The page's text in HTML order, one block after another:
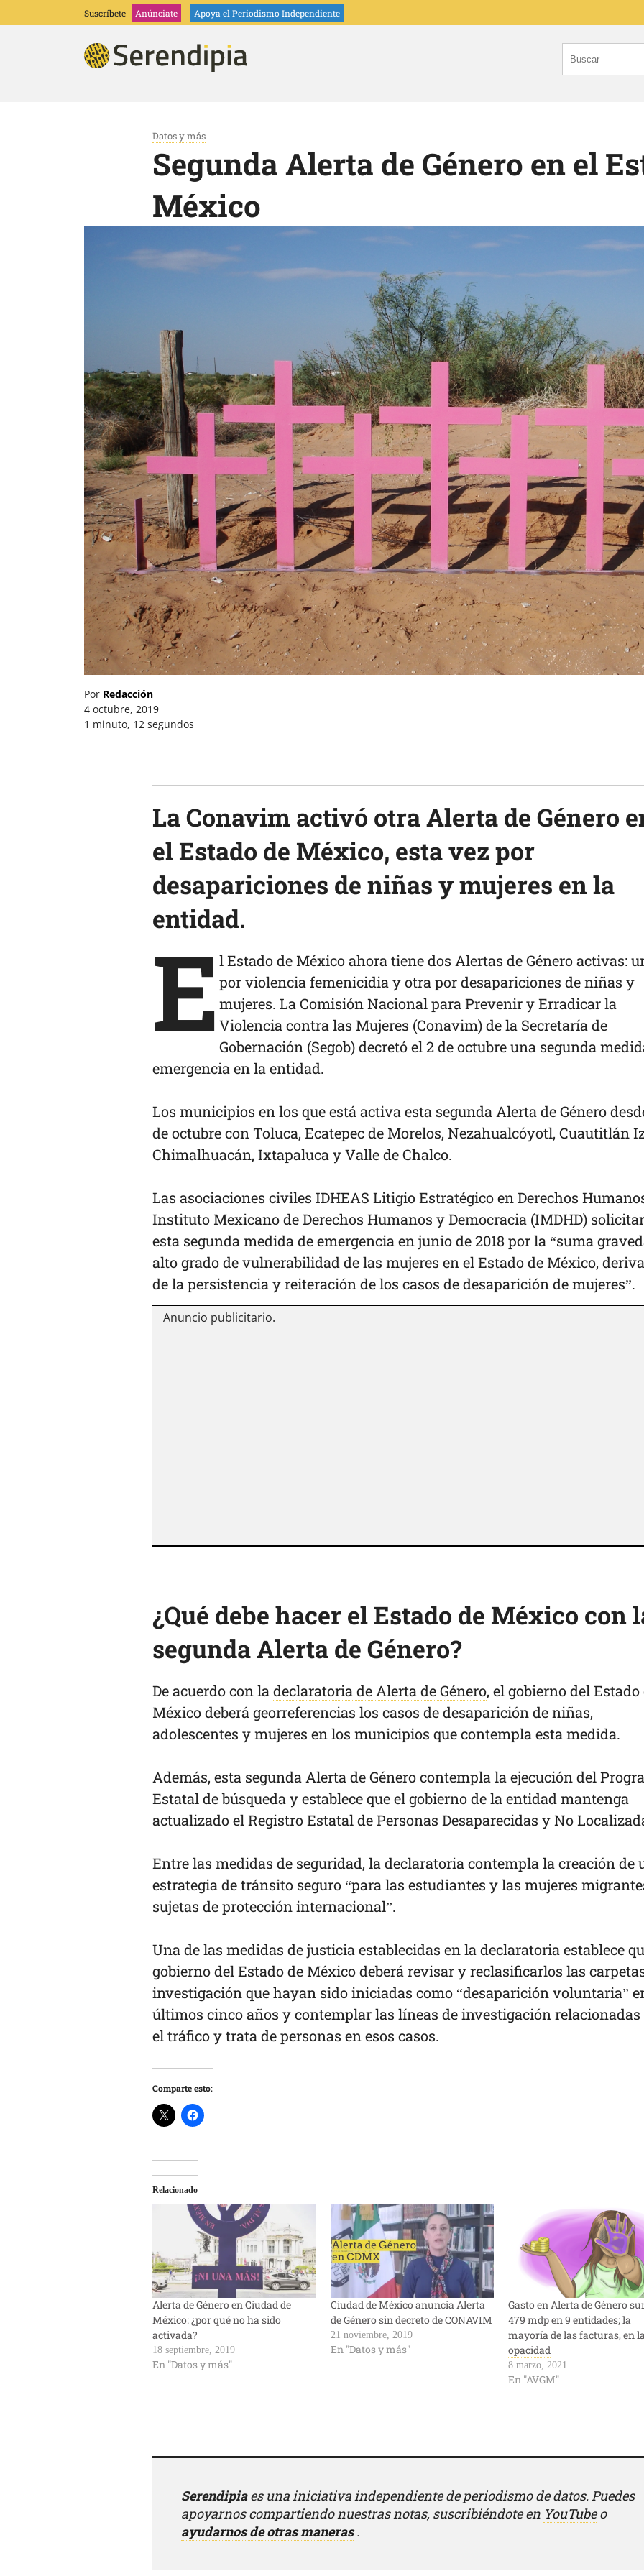
Suscríbete Anúnciate Apoya el Periodismo Independiente
Datos y más
Segunda Alerta de Género en el
México
Por Redacción
4 octubre, 2019
1 minuto, 12 segundos
La Conavim activó otra Alerta de Género
el Estado de México, esta vez por
desapariciones de niñas y mujeres en la
entidad.
E l Estado de México ahora tiene dos Alertas de Género activas:
por violencia femenicidia y otra por desapariciones de niñas y
mujeres. La Comisión Nacional para Prevenir y Erradicar la
Violencia contra las Mujeres (Conavim) de la Secretaría de
Gobernación (Segob) decretó el 2 de octubre una segunda
emergencia en la entidad.
Los municipios en los que está activa esta segunda Alerta de Género
de octubre con Toluca, Ecatepec de Morelos, Nezahualcóyotl, Cuautitlán
Chimalhuacán, Ixtapaluca y Valle de Chalco.
Las asociaciones civiles IDHEAS Litigio Estratégico en Derechos
Instituto Mexicano de Derechos Humanos y Democracia (IMDHD)
esta segunda medida de emergencia en junio de 2018 por la “suma
alto grado de vulnerabilidad de las mujeres en el Estado de México,
de la persistencia y reiteración de los casos de desaparición de mujeres”.
¿Qué debe hacer el Estado de México con
segunda Alerta de Género?
De acuerdo con la declaratoria de Alerta de Género, el gobierno del Estado
México deberá georreferencias los casos de desaparición de niñas,
adolescentes y mujeres en los municipios que contempla esta medida.
Además, esta segunda Alerta de Género contempla la ejecución del
Estatal de búsqueda y establece que el gobierno de la entidad mantenga
actualizado el Registro Estatal de Personas Desaparecidas y No
Entre las medidas de seguridad, la declaratoria contempla la creación de
estrategia de tránsito seguro “para las estudiantes y las mujeres
sujetas de protección internacional”.
Una de las medidas de justicia establecidas en la declaratoria establece
gobierno del Estado de México deberá revisar y reclasificarlos las
investigación que hayan sido iniciadas como “desaparición voluntaria”
últimos cinco años y contemplar las líneas de investigación relacionadas
el tráfico y trata de personas en esos casos.
Comparte esto:
Relacionado
Alerta de Género en Ciudad de
México: ¿por qué no ha sido
activada?
18 septiembre, 2019
En "Datos y más"
Ciudad de México anuncia Alerta
de Género sin decreto de CONAVIM
21 noviembre, 2019
En "Datos y más"
Gasto en Alerta de Género
479 mdp en 9 entidades; la
mayoría de las facturas, en
opacidad
8 marzo, 2021
En "AVGM"
Serendipiaes una iniciativa independiente de periodismo de datos. Puedes
apoyarnos compartiendo nuestras notas, suscribiéndote en YouTubeo
ayudarnos de otras maneras .